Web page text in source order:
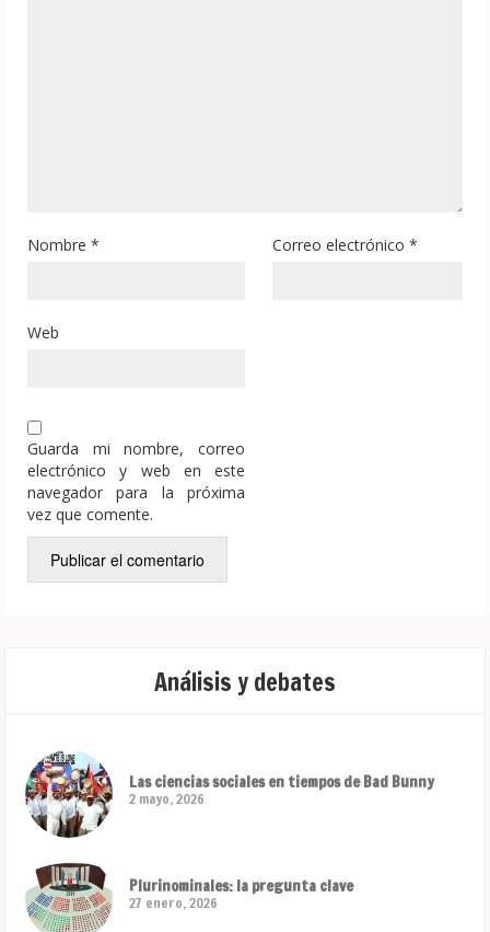
Nombre * Correo electrónico *
Web
Guarda mi nombre, correo
electrónico y web en este
navegador para la próxima
vez que comente.
Análisis y debates
Las ciencias sociales en tiempos de Bad Bunny
2 mayo, 2026
Plurinominales: la pregunta clave
27 enero, 2026